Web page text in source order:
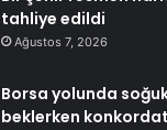
tahliye edildi
Ağustos 7, 2026
Borsa yolunda
beklerken